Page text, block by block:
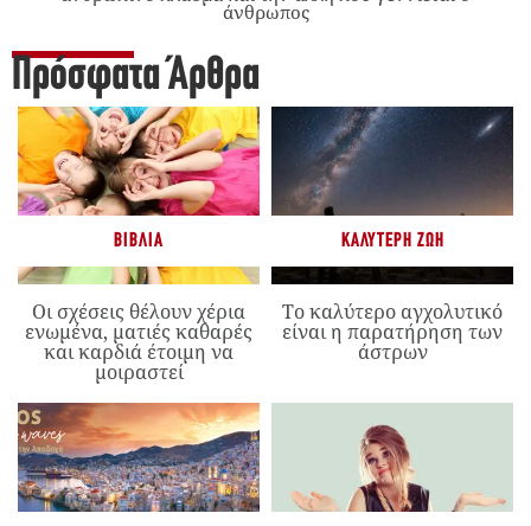
άνθρωπος
Πρόσφατα Άρθρα
ΒΙΒΛΊΑ
Οι σχέσεις θέλουν χέρια
ενωμένα, ματιές καθαρές
και καρδιά έτοιμη να
μοιραστεί
ΚΑΛΎΤΕΡΗ ΖΩΉ
Το καλύτερο αγχολυτικό
είναι η παρατήρηση των
άστρων